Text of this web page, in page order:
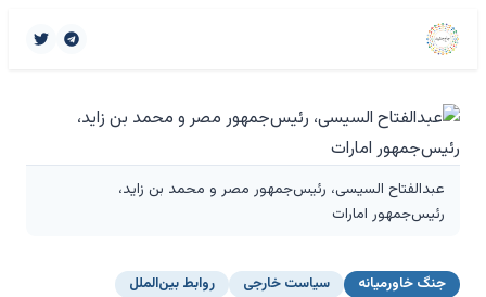
عبدالفتاح السیسی، رئیس‌جمهور مصر و محمد بن زاید،
رئیس‌جمهور امارات
جنگ خاورمیانه سیاست خارجی روابط بین‌الملل